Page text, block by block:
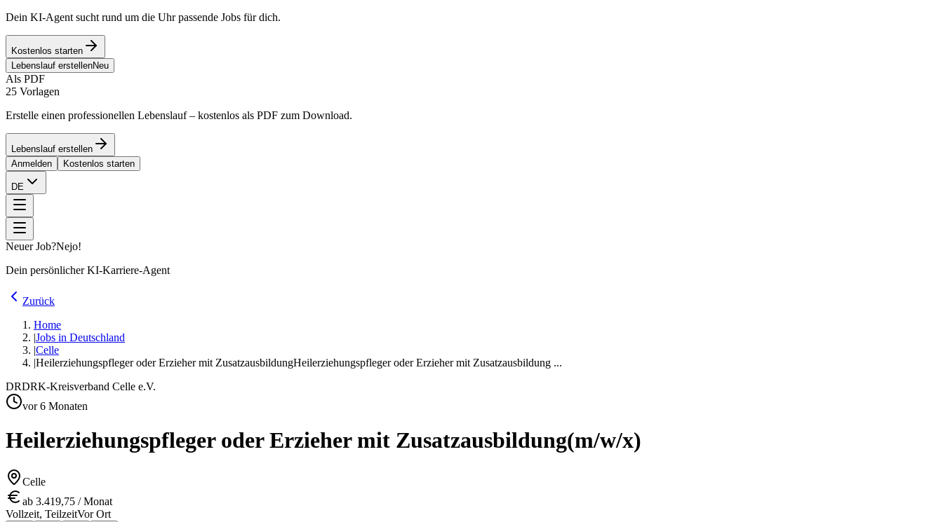
Dein KI-Agent sucht rund um die Uhr passende Jobs für dich.
Kostenlos starten
Lebenslauf erstellenNeu
Als PDF
25 Vorlagen
Erstelle einen professionellen Lebenslauf – kostenlos als PDF zum Download.
Lebenslauf erstellen
Anmelden
Kostenlos starten
DE
Neuer Job?Nejo!
Dein persönlicher KI-Karriere-Agent
Zurück
Home
|Jobs in Deutschland
|Celle
|Heilerziehungspfleger oder Erzieher mit ZusatzausbildungHeilerziehungspfleger oder Erzieher mit Zusatzausbildung ...
DRDRK-Kreisverband Celle e.V.
vor 6 Monaten
Heilerziehungspfleger oder Erzieher mit Zusatzausbildung(m/w/x)
Celle
ab 3.419,75 / Monat
Vollzeit, TeilzeitVor Ort